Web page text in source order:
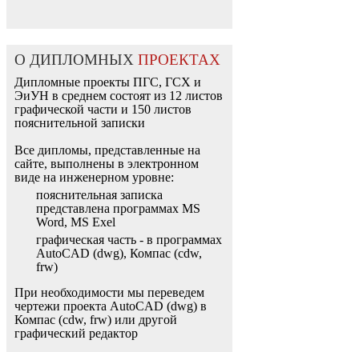
О ДИПЛОМНЫХ ПРОЕКТАХ
Дипломные проекты ПГС, ГСХ и
ЭиУН в среднем состоят из 12 листов
графической части и 150 листов
пояснительной записки
Все дипломы, представленные на
сайте, выполнены в электронном
виде на инженерном уровне:
пояснительная записка
представлена программах MS
Word, MS Exel
графическая часть - в программах
AutoCAD (dwg), Компас (cdw,
frw)
При необходимости мы переведем
чертежи проекта AutoCAD (dwg) в
Компас (cdw, frw) или другой
графический редактор